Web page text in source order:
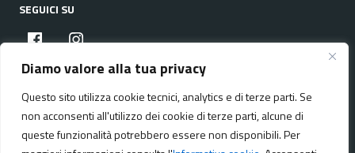
Diamo valore alla tua privacy
Questo sito utilizza cookie tecnici, analytics e di terze parti. Se
non acconsenti all'utilizzo dei cookie di terze parti, alcune di
queste funzionalità potrebbero essere non disponibili. Per
SEGUICI SU
facebookinstagram
Media policy Mappa del sito